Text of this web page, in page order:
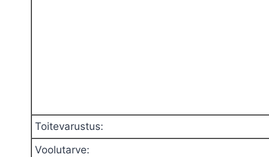
Toitevarustus:
Voolutarve: